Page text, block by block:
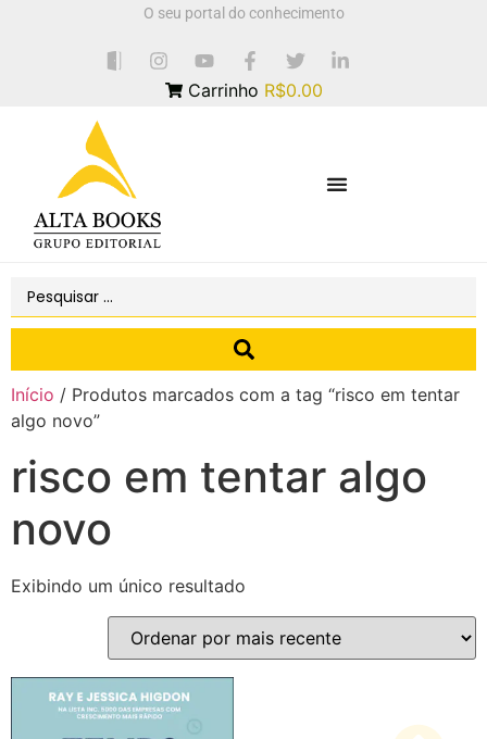
O seu portal do conhecimento
Carrinho R$0.00
Início / Produtos marcados com a tag “risco em tentar
algo novo”
risco em tentar algo
novo
Exibindo um único resultado